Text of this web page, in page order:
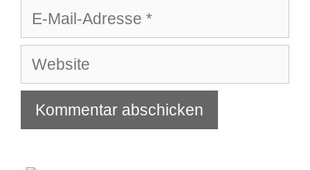
E-
Adresse
Website